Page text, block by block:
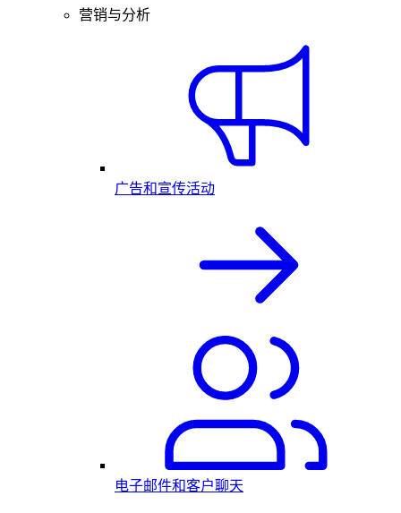
营销与分析
广告和宣传活动
电子邮件和客户聊天